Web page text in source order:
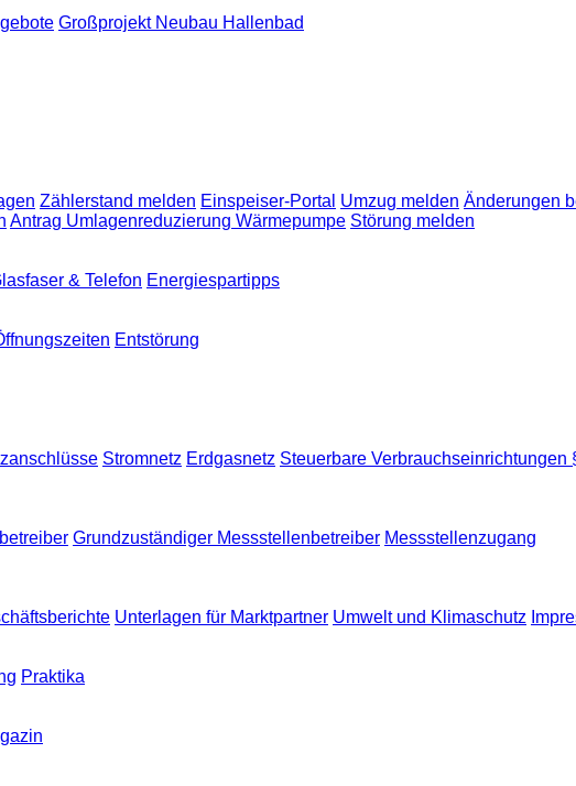
Großprojekt Neubau Hallenbad
Zählerstand melden Einspeiser-Portal Umzug melden Änderungen
Antrag Umlagenreduzierung Wärmepumpe Störung melden
& Telefon Energiespartipps
Entstörung
Stromnetz Erdgasnetz Steuerbare Verbrauchseinrichtungen
Grundzuständiger Messstellenbetreiber Messstellenzugang
Unterlagen für Marktpartner Umwelt und Klimaschutz
Praktika